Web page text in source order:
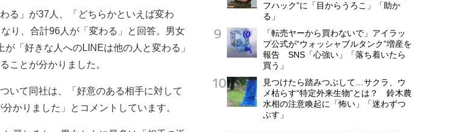
る」が37人、「どちらかといえば変わ
り、合計96人が「変わる」と回答。男女
が「好きな人へのLINEは他の人と変わる」
ことが分かりました。
いて同社は、「好意のある相手に対して
かりました」とコメントしています。
フハック”に「目からうろこ」「助か
る」
「転売ヤーから買わないで」アイラッ
プ公式が“ウォッシャブルタンク”増産を
報告 SNS「心強い」「落ち着いたら
買う」
見つけたら踏みつぶして…サクラ、ウ
メ枯らす“特定外来生物”とは？ 鈴木農
水相の注意喚起に「怖い」「迷わずつ
ぶす」